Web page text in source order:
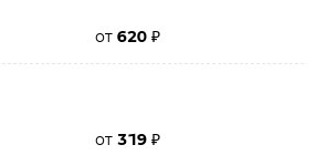
от 620 ₽
от 319 ₽